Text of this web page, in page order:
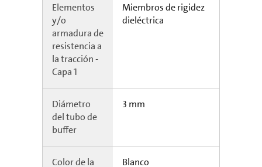
Elementos
y/o
armadura de
resistencia a
la tracción -
Capa 1
Miembros de rigidez
dieléctrica
Diámetro
del tubo de
buffer
3 mm
Color de la
Blanco